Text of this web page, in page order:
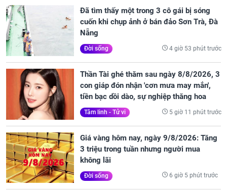
Đã tìm thấy một trong 3 cô gái bị sóng
cuốn khi chụp ảnh ở bán đảo Sơn Trà, Đà
Nẵng
Đời sống 4 giờ 53 phút trước
Thần Tài ghé thăm sau ngày 8/8/2026, 3
con giáp đón nhận 'cơn mưa may mắn',
tiền bạc dồi dào, sự nghiệp thăng hoa
Tâm linh - Tử vi 5 giờ 11 phút trước
Giá vàng hôm nay, ngày 9/8/2026: Tăng
3 triệu trong tuần nhưng người mua
không lãi
Đời sống 6 giờ 5 phút trước